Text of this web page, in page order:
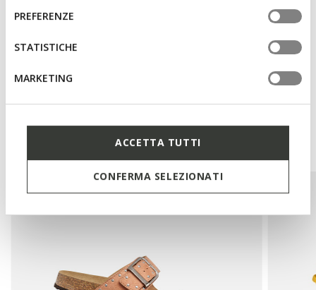
informazioni o per modificare in qualsiasi momento le
tue impostazioni, visita la nostra
consenso
PREFERENZE
STATISTICHE
MARKETING
ACCETTA TUTTI
CONFERMA SELEZIONATI
Technologien